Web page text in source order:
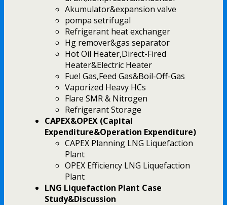
Akumulator&expansion valve
pompa setrifugal
Refrigerant heat exchanger
Hg remover&gas separator
Hot Oil Heater,Direct-Fired
Heater&Electric Heater
Fuel Gas,Feed Gas&Boil-Off-Gas
Vaporized Heavy HCs
Flare SMR & Nitrogen
Refrigerant Storage
CAPEX&OPEX (Capital
Expenditure&Operation Expenditure)
CAPEX Planning LNG Liquefaction
Plant
OPEX Efficiency LNG Liquefaction
Plant
LNG Liquefaction Plant Case
Study&Discussion